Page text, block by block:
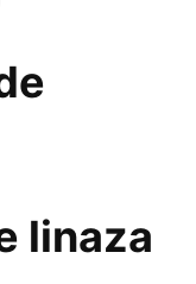
linaza